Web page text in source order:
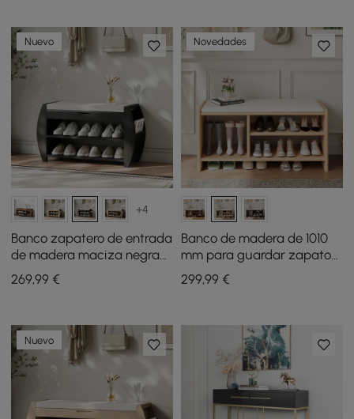
Nuevo
+4
Banco zapatero de entrada
de madera maciza negra
de 81 cm con estante para
zapatos
269,99 €
Novedades
Banco de madera de 1010
mm para guardar zapatos,
tapizado en piel
299,99€
Nuevo